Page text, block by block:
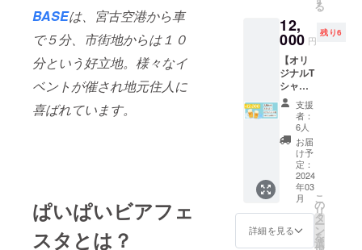
BASEは、宮古空港から車
で５分、市街地からは１０
分という好立地。様々なイ
ベントが催され地元住人に
喜ばれています。
ぱいぱいビアフェ
スタとは？
は、市内に
移り串カツ
店の経営を
始めも、コ
ロナにより
壊滅的打撃
を受け現在
は休業中。
けま
す。 ・
「お名
前入り
特製T
シャ
ツ」と
は、出
店され
るブ
リュワ
リー様
とご支
援いた
だいた
名前を
入れた
す。
㎜×254
㎜） ・
オリジ
ナルリ
ユース
カップ
（440m
l、88㎜
×117㎜
×59㎜）
・場内
案内
図）
（A4用
紙） ス
テッ
カー×１
る
12,
000 円
残り6
【オリ
ジナルT
シャツ
を着て
ビア
フェス
を楽し
むプラ
ン③】
お礼の
手紙 入
場セッ
ト×１
・リス
トバン
支援
者：
6人
お届
け予
定：
2024
年03
月
詳細を見る
こ
の
リ
タ
ー
ン
を
選